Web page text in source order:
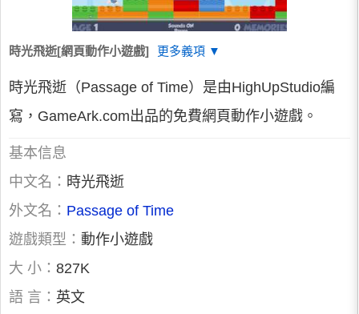
時光飛逝[網頁動作小遊戲] 更多義項 ▼
時光飛逝（Passage of Time）是由HighUpStudio編
寫，GameArk.com出品的免費網頁動作小遊戲。
基本信息
中文名： 時光飛逝
外文名： Passage of Time
遊戲類型： 動作小遊戲
大 小： 827K
語 言： 英文